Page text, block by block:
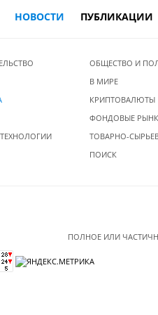
НОВОСТИ ПУБЛИКАЦИИ
ОБЩЕСТВО И
В МИРЕ
КРИПТОВАЛЮТЫ
ФОНДОВЫЕ
ТОВАРНО-
ПОИСК
ПОЛНОЕ ИЛИ